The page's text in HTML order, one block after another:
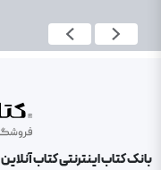
بانک کتاب اینترنتی کتاب آنلاین